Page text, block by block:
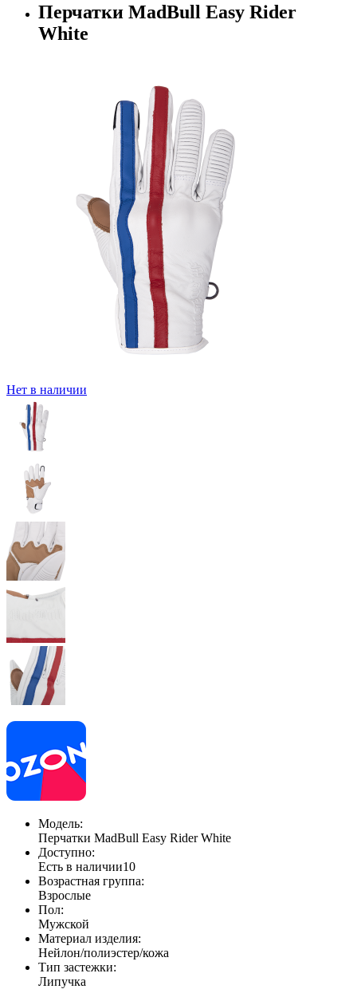
Перчатки MadBull Easy Rider
White
Нет в наличии
Модель:
Перчатки MadBull Easy Rider White
Доступно:
Есть в наличии10
Возрастная группа:
Взрослые
Пол:
Мужской
Материал изделия:
Нейлон/полиэстер/кожа
Тип застежки:
Липучка